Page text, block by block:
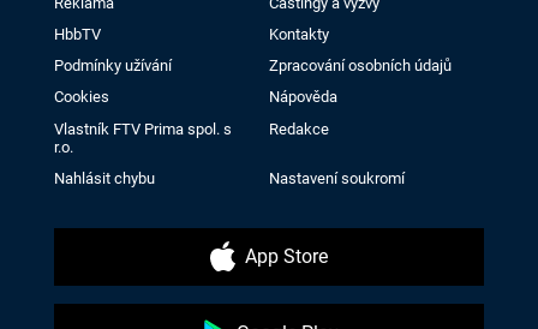
HbbTV
Kontakty
Podmínky užívání
Zpracování osobních údajů
Cookies
Nápověda
Vlastník FTV Prima spol. s
r.o.
Redakce
Nahlásit chybu Nastavení soukromí
App Store